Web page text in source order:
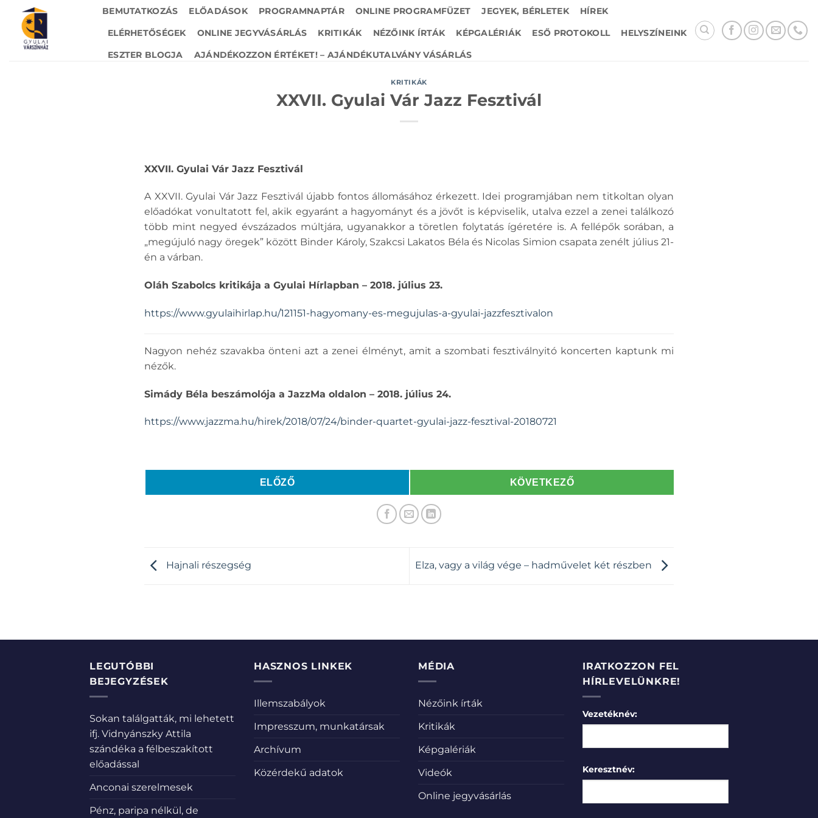
content
BEMUTATKOZÁS ELŐADÁSOK PROGRAMNAPTÁR ONLINE PROGRAMFÜZET JEGYEK, BÉRLETEK
HÍREK
ELÉRHETŐSÉGEK
ONLINE JEGYVÁSÁRLÁS KRITIKÁK NÉZŐINK ÍRTÁK KÉPGALÉRIÁK ESŐ PROTOKOLL
HELYSZÍNEINK
ESZTER BLOGJA
AJÁNDÉKOZZON ÉRTÉKET! – AJÁNDÉKUTALVÁNY VÁSÁRLÁS
KRITIKÁK
XXVII. Gyulai Vár Jazz Fesztivál
XXVII. Gyulai Vár Jazz Fesztivál
A XXVII. Gyulai Vár Jazz Fesztivál újabb fontos állomásához érkezett. Idei programjában nem titkoltan olyan
előadókat vonultatott fel, akik egyaránt a hagyományt és a jövőt is képviselik, utalva ezzel a zenei találkozó
több mint negyed évszázados múltjára, ugyanakkor a töretlen folytatás ígéretére is. A fellépők sorában, a
„megújuló nagy öregek” között Binder Károly, Szakcsi Lakatos Béla és Nicolas Simion csapata zenélt július 21-
én a várban.
Oláh Szabolcs kritikája a Gyulai Hírlapban – 2018. július 23.
https://www.gyulaihirlap.hu/121151-hagyomany-es-megujulas-a-gyulai-jazzfesztivalon
Nagyon nehéz szavakba önteni azt a zenei élményt, amit a szombati fesztiválnyitó koncerten kaptunk mi
nézők.
Simády Béla beszámolója a JazzMa oldalon – 2018. július 24.
https://www.jazzma.hu/hirek/2018/07/24/binder-quartet-gyulai-jazz-fesztival-20180721
ELŐZŐ KÖVETKEZŐ
Hajnali részegség Elza, vagy a világ vége – hadművelet két részben
LEGUTÓBBI
BEJEGYZÉSEK
Sokan találgatták, mi lehetett
ifj. Vidnyánszky Attila
szándéka a félbeszakított
előadással
Anconai szerelmesek
Pénz, paripa nélkül, de
HASZNOS LINKEK
Illemszabályok
Impresszum, munkatársak
Archívum
Közérdekű adatok
MÉDIA
Nézőink írták
Kritikák
Képgalériák
Videók
Online jegyvásárlás
IRATKOZZON FEL
HÍRLEVELÜNKRE!
Vezetéknév:
Keresztnév: